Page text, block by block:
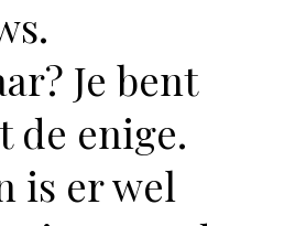
Je bent
de enige.
is er wel